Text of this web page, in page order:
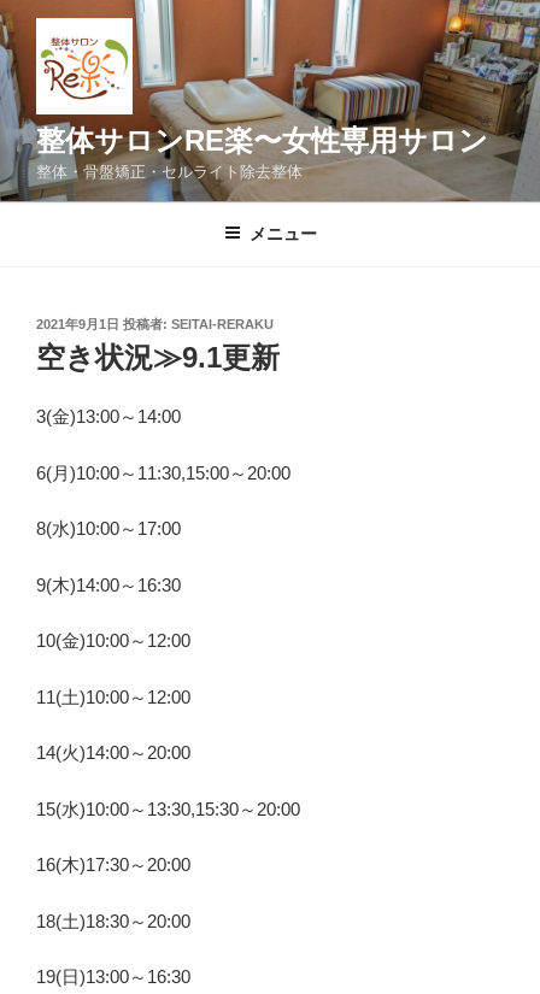
コ
ン
テ
ン
へ
ス
整体サロンRE楽〜女性専用サロン
整体・骨盤矯正・セルライト除去整体
メニュー
投
稿
日:
2021年9月1日 投稿者: SEITAI-RERAKU
空き状況≫9.1更新
3(金)13:00～14:00
6(月)10:00～11:30,15:00～20:00
8(水)10:00～17:00
9(木)14:00～16:30
10(金)10:00～12:00
11(土)10:00～12:00
14(火)14:00～20:00
15(水)10:00～13:30,15:30～20:00
16(木)17:30～20:00
18(土)18:30～20:00
19(日)13:00～16:30